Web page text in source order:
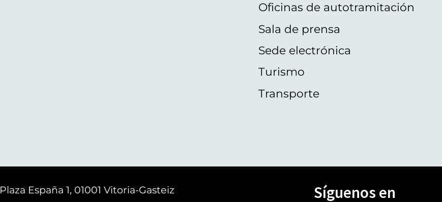
Oficinas de autotramitación
Sala de prensa
Sede electrónica
Turismo
Transporte
Plaza España 1, 01001 Vitoria-Gasteiz Síguenos en